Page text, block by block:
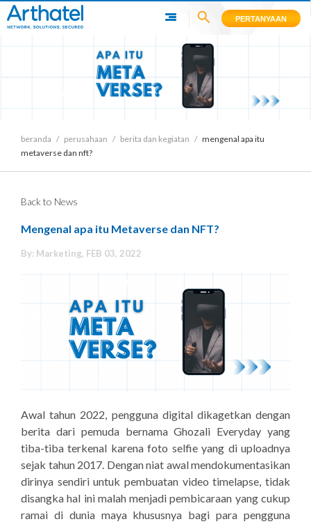
PERTANYAAN
beranda / perusahaan / berita dan kegiatan / mengenal apa itu
metaverse dan nft?
Back to News
Mengenal apa itu Metaverse dan NFT?
By: Marketing, FEB 03, 2022
Awal tahun 2022, pengguna digital dikagetkan dengan
berita dari pemuda bernama Ghozali Everyday yang
tiba-tiba terkenal karena foto selfie yang di uploadnya
sejak tahun 2017. Dengan niat awal mendokumentasikan
dirinya sendiri untuk pembuatan video timelapse, tidak
disangka hal ini malah menjadi pembicaraan yang cukup
ramai di dunia maya khususnya bagi para pengguna